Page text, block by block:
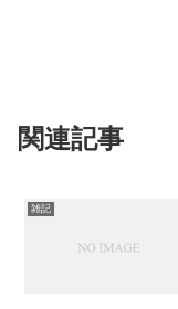
関連記事
雑記